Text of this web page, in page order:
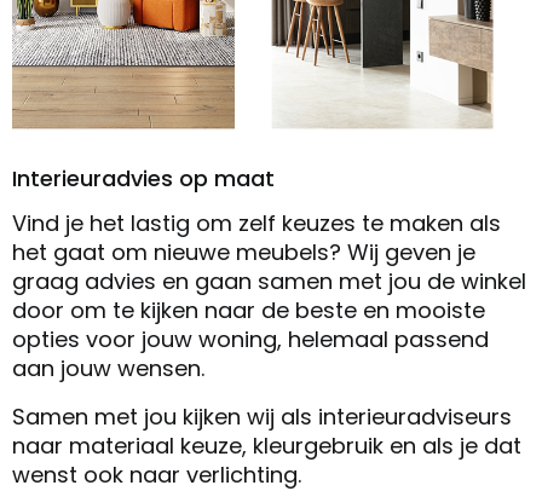
Interieuradvies op maat
Vind je het lastig om zelf keuzes te maken als
het gaat om nieuwe meubels? Wij geven je
graag advies en gaan samen met jou de winkel
door om te kijken naar de beste en mooiste
opties voor jouw woning, helemaal passend
aan jouw wensen.
Samen met jou kijken wij als interieuradviseurs
naar materiaal keuze, kleurgebruik en als je dat
wenst ook naar verlichting.